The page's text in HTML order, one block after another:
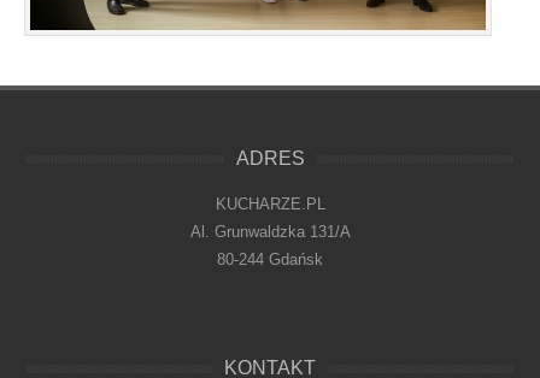
ADRES
KUCHARZE.PL
Al. Grunwaldzka 131/A
80-244 Gdańsk
KONTAKT